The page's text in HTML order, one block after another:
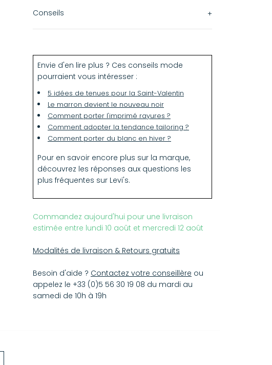
100% Coton
Conseils
Envie d'en lire plus ? Ces conseils mode
pourraient vous intéresser :
5 idées de tenues pour la Saint-Valentin
Le marron devient le nouveau noir
Comment porter l'imprimé rayures ?
Comment adopter la tendance tailoring ?
Comment porter du blanc en hiver ?
Pour en savoir encore plus sur la marque,
découvrez les réponses aux questions les
plus fréquentes sur Levi's.
Commandez aujourd'hui pour une livraison
estimée entre lundi 10 août et mercredi 12 août
Modalités de livraison & Retours gratuits
Besoin d'aide ? Contactez votre conseillère ou
appelez le +33 (0)5 56 30 19 08 du mardi au
samedi de 10h à 19h